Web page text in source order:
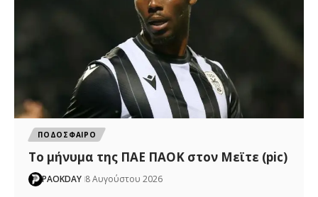
ΠΟΔΟΣΦΑΙΡΟ
Το μήνυμα της ΠΑΕ ΠΑΟΚ στον Μεϊτε (pic)
PAOKDAY 8 Αυγούστου 2026